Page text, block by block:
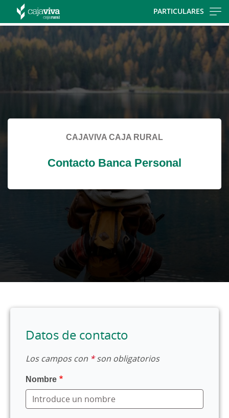
main
contentt
PARTICULARES
Cargando
contenido,
por
espere...
CAJAVIVA CAJA RURAL
Contacto Banca Personal
Datos de contacto
Los campos con *son obligatorios
Nombre